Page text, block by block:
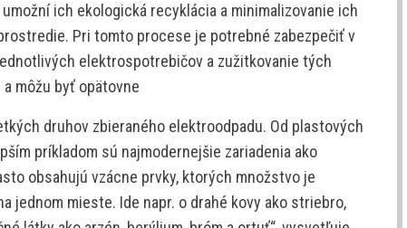
ich ekologická recyklácia a minimalizovanie ich
Pri tomto procese je potrebné zabezpečiť v
elektrospotrebičov a zužitkovanie tých
môžu byť opätovne
druhov zbieraného elektroodpadu. Od plastových
príkladom sú najmodernejšie zariadenia ako
obsahujú vzácne prvky, ktorých množstvo je
jednom mieste. Ide napr. o drahé kovy ako striebro,